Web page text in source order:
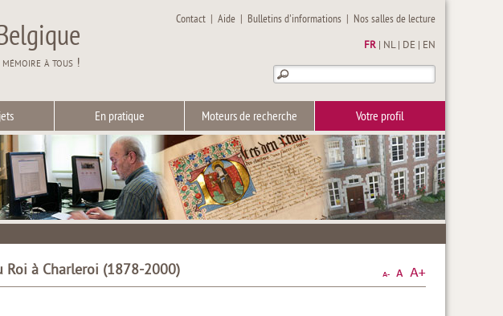
à tous !
Contact |Aide | Bulletins d'informations | Nos salles de lecture
FR NL| DE EN
En pratique Moteurs de recherche Votre profil
à Charleroi (1878-2000)